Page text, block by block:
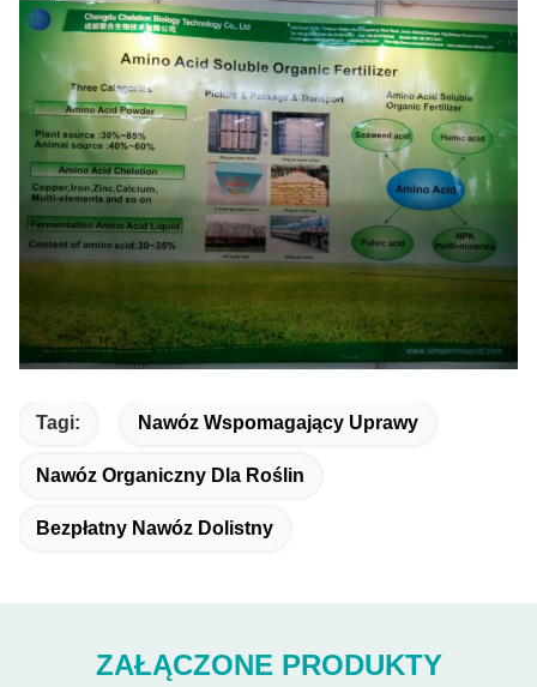
Tagi: Nawóz Wspomagający Uprawy
Nawóz Organiczny Dla Roślin
Bezpłatny Nawóz Dolistny
ZAŁĄCZONE PRODUKTY